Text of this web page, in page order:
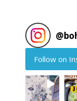
@
Follow on